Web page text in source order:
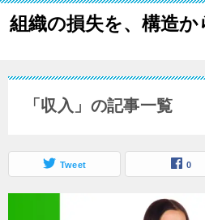
組織の損失を、構造か
「収入」の記事一覧
Tweet 0